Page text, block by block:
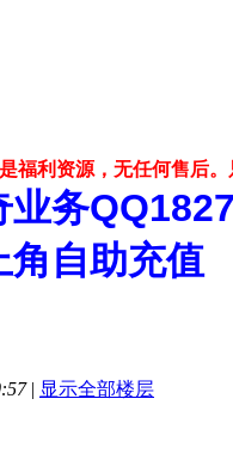
福利资源，无任何售后
业务
角自助充值
| 显示全部楼层